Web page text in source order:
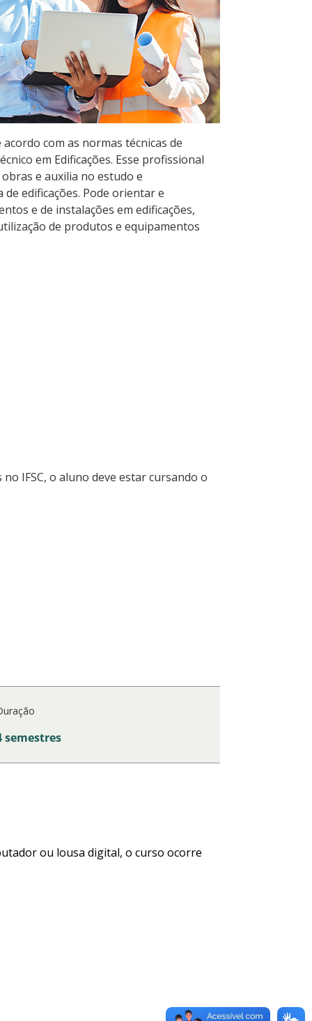
com as normas técnicas de
em Edificações. Esse profissional
e auxilia no estudo e
edificações. Pode orientar e
e de instalações em edificações,
de produtos e equipamentos
IFSC, o aluno deve estar cursando o
semestres
ou lousa digital, o curso ocorre